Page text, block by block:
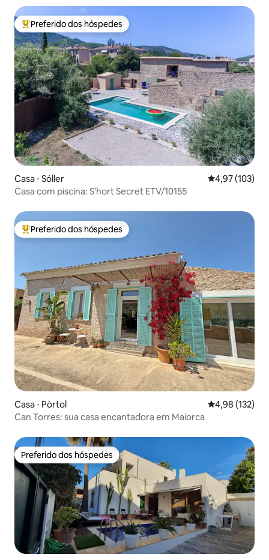
Entre os melhores preferidos dos hóspedes
Preferido dos hóspedes
Casa ⋅ Sóller 4,97 de uma
4,97 (103)
Casa com piscina: S'hort Secret ETV/10155
Entre os melhores preferidos dos hóspedes
Preferido dos hóspedes
Casa ⋅ Pòrtol 4,98 de uma
4,98 (132)
Can Torres: sua casa encantadora em Maiorca
Preferido dos hóspedes
Preferido dos hóspedes